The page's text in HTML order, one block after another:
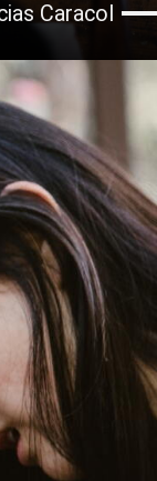
Caracol